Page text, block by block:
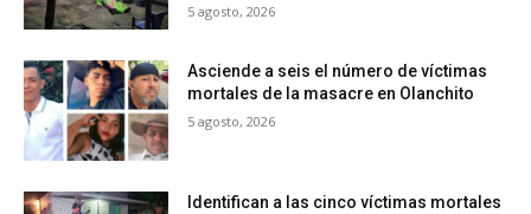
5 agosto, 2026
Asciende a seis el número de víctimas
mortales de la masacre en Olanchito
5 agosto, 2026
Identifican a las cinco víctimas mortales